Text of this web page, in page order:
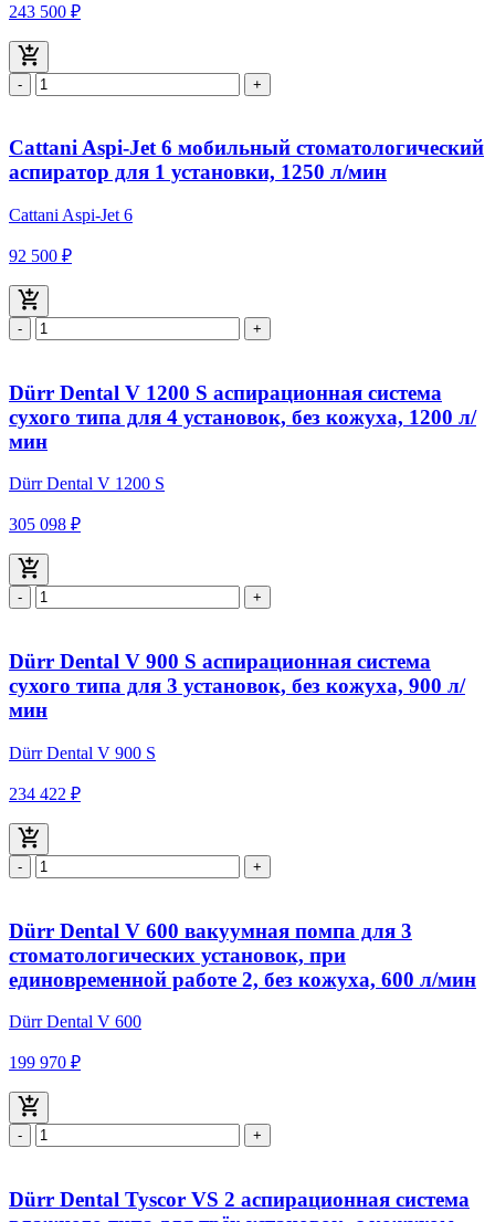
243 500 ₽
- +
Cattani Aspi-Jet 6 мобильный стоматологический
аспиратор для 1 установки, 1250 л/мин
Cattani Aspi-Jet 6
92 500 ₽
- +
Dürr Dental V 1200 S аспирационная система
сухого типа для 4 установок, без кожуха, 1200 л/
мин
Dürr Dental V 1200 S
305 098 ₽
- +
Dürr Dental V 900 S аспирационная система
сухого типа для 3 установок, без кожуха, 900 л/
мин
Dürr Dental V 900 S
234 422 ₽
- +
Dürr Dental V 600 вакуумная помпа для 3
стоматологических установок, при
единовременной работе 2, без кожуха, 600 л/мин
Dürr Dental V 600
199 970 ₽
- +
Dürr Dental Tyscor VS 2 аспирационная система